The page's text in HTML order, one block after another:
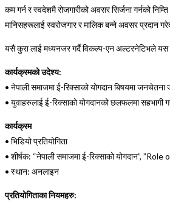
कम गर्न र स्वदेशमै रोजगारीको अवसर सिर्जना गर्नको
मानिसहरूलाई स्वरोजगार र मालिक बन्ने अवसर प्रदान
यसैकुरा लाई मध्यनजर गर्दै विकल्प-एन अल्टरनेटिभले यस
कार्यक्रमको उदेश्य:
• नेपाली समाजमा ई-रिक्साको योगदानबिषयमाजनचेतना
• युवाहरुलाईई-रिक्साको योगदानकोछलफलमा सहभागी
कार्यक्रम
• भिडियो प्रतियोगिता
• शीर्षक: “नेपाली समाजमा ई-रिक्साको योगदान”, ”Role
• स्थान: अनलाइन
प्रतियोगिताका नियमहरु: